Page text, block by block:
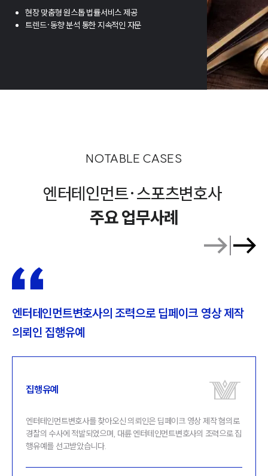
현장 맞춤형 원스톱 법률서비스 제공
트렌드·동향 분석 통한 지속적인 자문
NOTABLE CASES
엔터테인먼트·스포츠변호사
주요 업무사례
엔터테인먼트변호사의 조력으로 딥페이크 영상 제작
의뢰인 집행유예
집행유예
엔터테인먼트변호사를 찾아오신 의뢰인은 딥페이크 영상 제작 혐의로
경찰의 수사에 적발되었으며, 대륜 엔터테인먼트변호사의 조력으로 집
행유예를 선고받았습니다.